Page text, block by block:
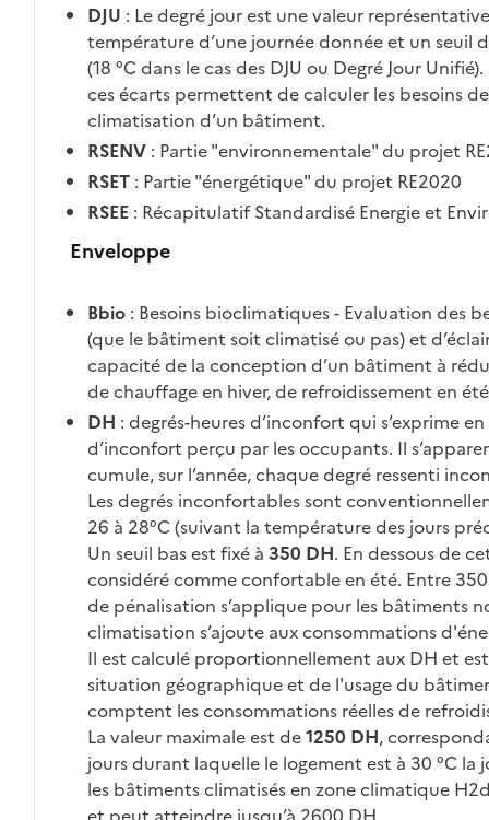
DJU : Le degré jour est une valeur
température d’une journée donnée et un seuil
(18 °C dans le cas des DJU ou Degré Jour
ces écarts permettent de calculer les besoins
climatisation d’un bâtiment.
RSENV : Partie "environnementale" du projet
RSET : Partie "énergétique" du projet RE2020
RSEE : Récapitulatif Standardisé Energie et
Enveloppe
Bbio : Besoins bioclimatiques - Evaluation des
(que le bâtiment soit climatisé ou pas) et
capacité de la conception d’un bâtiment à
de chauffage en hiver, de refroidissement en
DH : degrés-heures d’inconfort qui s’exprime
d’inconfort perçu par les occupants. Il
cumule, sur l’année, chaque degré ressenti
Les degrés inconfortables sont
26 à 28°C (suivant la température des jours
Un seuil bas est fixé à 350 DH. En dessous de
considéré comme confortable en été. Entre
de pénalisation s’applique pour les bâtiments
climatisation s’ajoute aux consommations
Il est calculé proportionnellement aux DH et
situation géographique et de l'usage du
comptent les consommations réelles de
La valeur maximale est de1250 DH,
jours durant laquelle le logement est à 30 °C la
les bâtiments climatisés en zone climatique